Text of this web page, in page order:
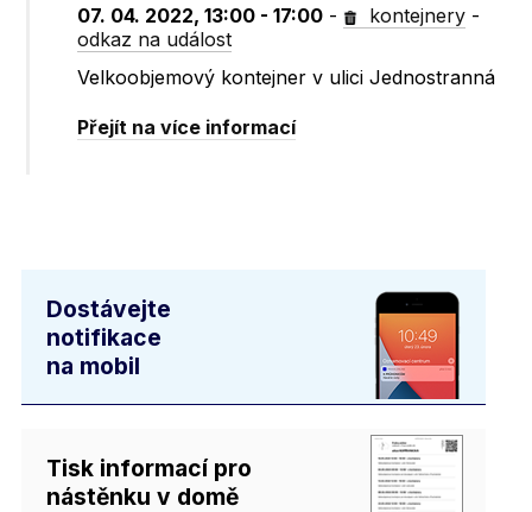
07. 04. 2022, 13:00 - 17:00 - kontejnery -
odkaz na událost
Velkoobjemový kontejner v ulici Jednostranná
Přejít na více informací
Dostávejte
notifikace
na mobil
Tisk informací pro
nástěnku v domě